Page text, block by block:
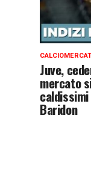
Juve,
mercato
caldissimi
Baridon